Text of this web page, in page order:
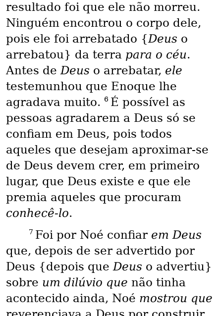
resultado foi que ele não morreu.
Ninguém encontrou o corpo dele,
pois ele foi arrebatado {Deus o
arrebatou} da terra para o céu.
Antes deDeus o arrebatar, ele
testemunhou que Enoque lhe
agradava muito. 6 É possível as
pessoas agradarem a Deus só se
confiam em Deus, pois todos
aqueles que desejam aproximar-se
de Deus devem crer, em primeiro
lugar, que Deus existe e que ele
premia aqueles que procuram
conhecê-lo.
7 Foi por Noé confiar em Deus
que, depois de ser advertido por
Deus {depois que Deus o advertiu}
sobre um dilúvio que não tinha
acontecido ainda, Noé mostrou que